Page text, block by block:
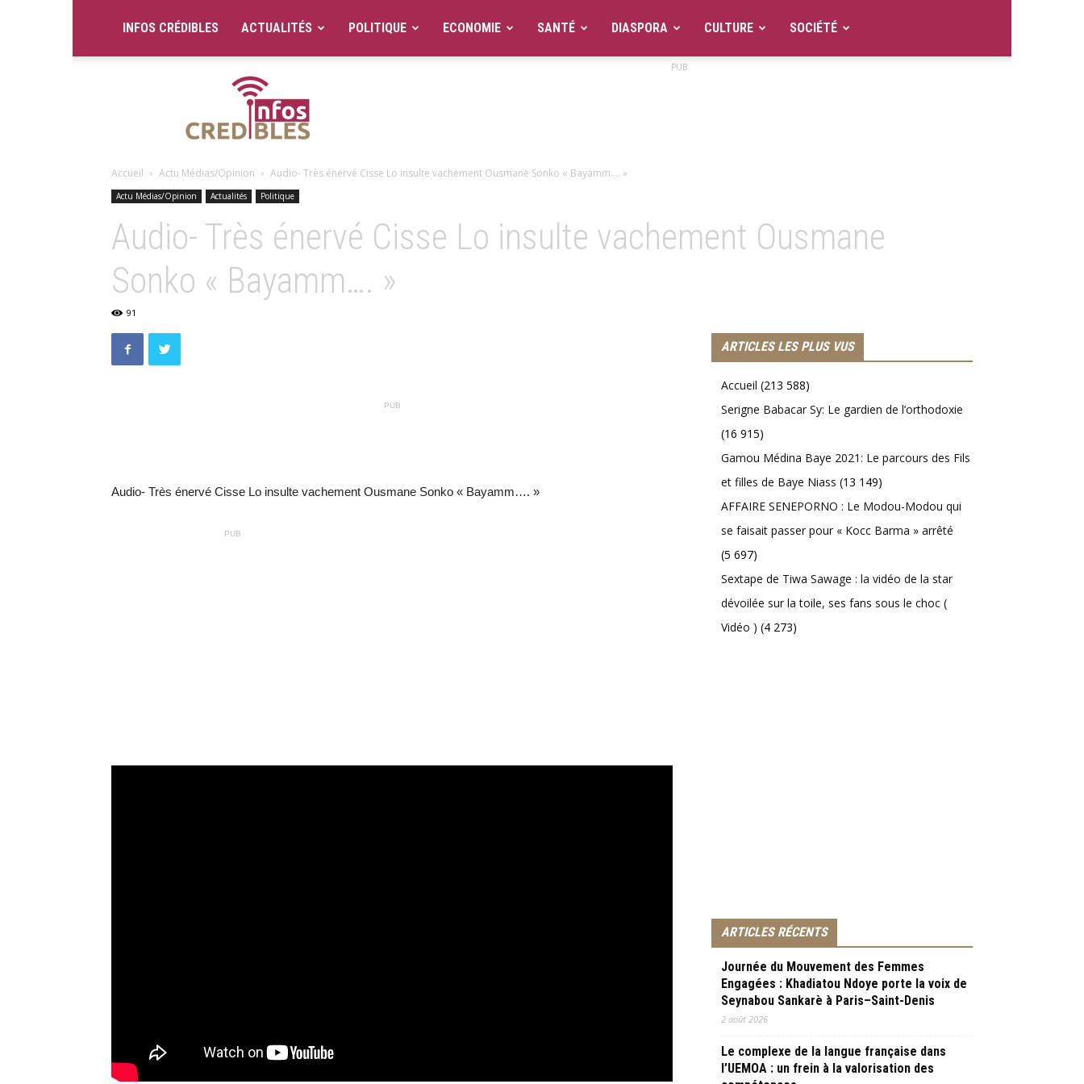
INFOS CRÉDIBLES ACTUALITÉS POLITIQUE ECONOMIE SANTÉ DIASPORA CULTURE SOCIÉTÉ
PUB
Accueil Actu Médias/Opinion Audio- Très énervé Cisse Lo insulte vachement Ousmane Sonko « Bayamm…. »
Actu Médias/Opinion Actualités Politique
Audio- Très énervé Cisse Lo insulte vachement Ousmane
Sonko « Bayamm…. »
91
PUB
Audio- Très énervé Cisse Lo insulte vachement Ousmane Sonko « Bayamm…. »
PUB
ARTICLES LES PLUS VUS
Accueil (213 588)
Serigne Babacar Sy: Le gardien de l’orthodoxie
(16 915)
Gamou Médina Baye 2021: Le parcours des Fils
et filles de Baye Niass (13 149)
AFFAIRE SENEPORNO : Le Modou-Modou qui
se faisait passer pour « Kocc Barma » arrêté
(5 697)
Sextape de Tiwa Sawage : la vidéo de la star
dévoilée sur la toile, ses fans sous le choc (
Vidéo ) (4 273)
ARTICLES RÉCENTS
Journée du Mouvement des Femmes
Engagées : Khadiatou Ndoye porte la voix de
Seynabou Sankarè à Paris–Saint-Denis
2 août 2026
Le complexe de la langue française dans
l’UEMOA : un frein à la valorisation des